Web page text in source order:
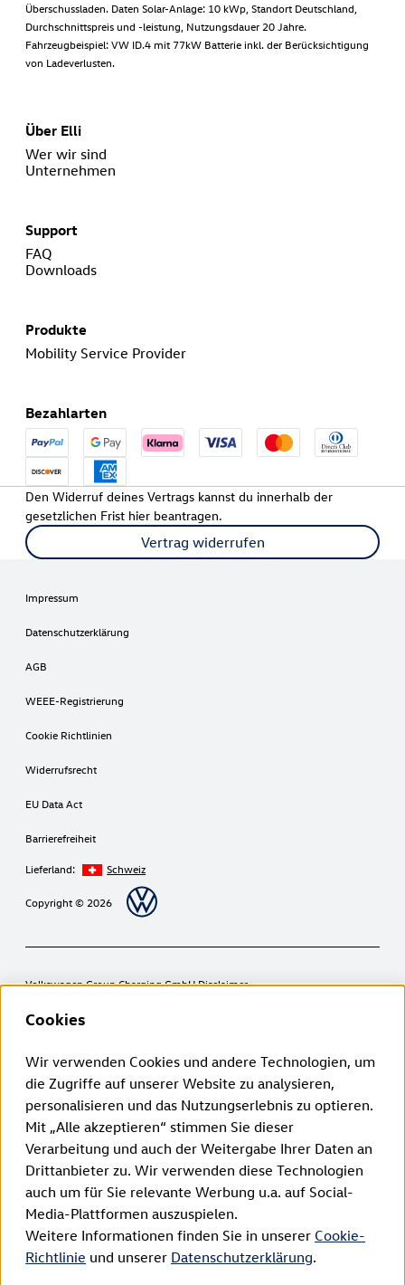
Überschussladen. Daten Solar-Anlage: 10 kWp, Standort Deutschland,
Durchschnittspreis und -leistung, Nutzungsdauer 20 Jahre.
Fahrzeugbeispiel: VW ID.4 mit 77kW Batterie inkl. der Berücksichtigung
von Ladeverlusten.
Über Elli
Wer wir sind
Unternehmen
Support
FAQ
Downloads
Produkte
Mobility Service Provider
Bezahlarten
Den Widerruf deines Vertrags kannst du innerhalb der
gesetzlichen Frist hier beantragen.
Vertrag widerrufen
Impressum
Datenschutzerklärung
AGB
WEEE-Registrierung
Cookie Richtlinien
Widerrufsrecht
EU Data Act
Barrierefreiheit
Lieferland: Schweiz
Copyright © 2026
Volkswagen Group Charging GmbH Disclaimer
¹ LTE:
Elli Charger (1. Generation ab 2020):
Mitgliedsstaaten sowie im Vereinigten Königreich, der Schweiz, und
Norwegen genutzt werden.
Elli Charger 2 (2. Generation ab 2024):
Die LTE-Funktionalität darf ausschließlich innerhalb der EU-
Mitgliedsstaaten sowie im Vereinigten Königreich, der Schweiz,
Liechtenstein, Island und Norwegen genutzt werden.
² Intelligentes Laden:
Die Smart Charging Funktionen sind zunächst über eine Verlinkung der
Fahrzeug-App mit der Elli Smart Charging App verfügbar. Perspektivisch
werden die Smart Charging Funktionen direkt in der Marken App
integriert.
³ Kommunikationsprotokoll:
Das OCPP-Zertifikat wird benötigt, damit sich die Wallbox mit dem Elli-
Backend verbinden kann und die Online-Funktionen genutzt werden
können. Es ist ab dem Produktionsdatum der Wallbox für einen Zeitraum
Cookies
Wir verwenden Cookies und andere Technologien, um
die Zugriffe auf unserer Website zu analysieren,
personalisieren und das Nutzungserlebnis zu optieren.
Mit „Alle akzeptieren“ stimmen Sie dieser
Verarbeitung und auch der Weitergabe Ihrer Daten an
Drittanbieter zu. Wir verwenden diese Technologien
auch um für Sie relevante Werbung u.a. auf Social-
Media-Plattformen auszuspielen.
Weitere Informationen finden Sie in unserer Cookie-
Richtlinie und unserer Datenschutzerklärung.